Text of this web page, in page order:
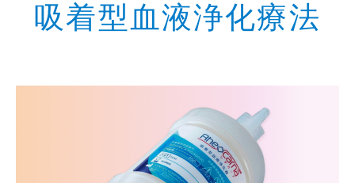
吸着型血液浄化療法